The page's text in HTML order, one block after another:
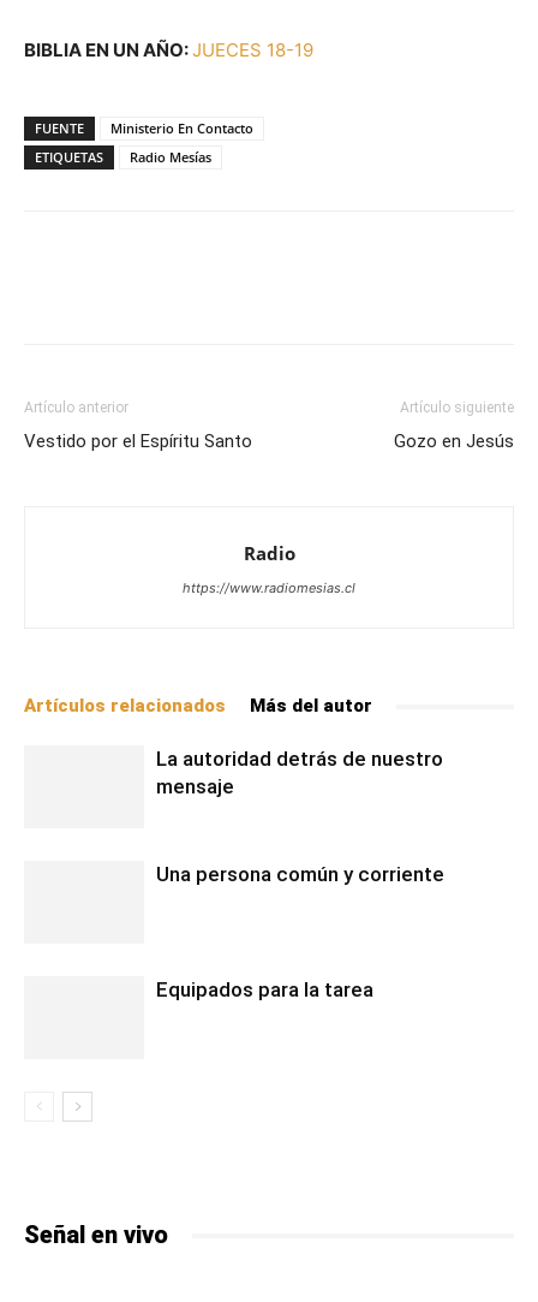
BIBLIA EN UN AÑO:JUECES 18-19
FUENTE
Ministerio En Contacto
ETIQUETAS
Radio Mesías
Artículo anterior
Vestido por el Espíritu Santo
Artículo siguiente
Gozo en Jesús
Radio
https://www.radiomesias.cl
Artículos relacionados Más del autor
La autoridad detrás de nuestro
mensaje
Una persona común y corriente
Equipados para la tarea
Señal en vivo